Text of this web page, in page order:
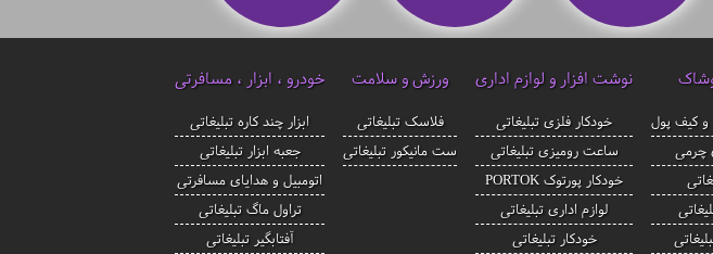
و کیف پول
چرمی
نوشت افزار و لوازم اداری
خودکار فلزی تبلیغاتی
ساعت رومیزی تبلیغاتی
خودکار پورتوک PORTOK
لوازم اداری تبلیغاتی
خودکار تبلیغاتی
ورزش و سلامت
فلاسک تبلیغاتی
ست مانیکور تبلیغاتی
خودرو ، ابزار ، مسافرتی
ابزار چند کاره تبلیغاتی
جعبه ابزار تبلیغاتی
اتومبیل و هدایای مسافرتی
تراول ماگ تبلیغاتی
آفتابگیر تبلیغاتی